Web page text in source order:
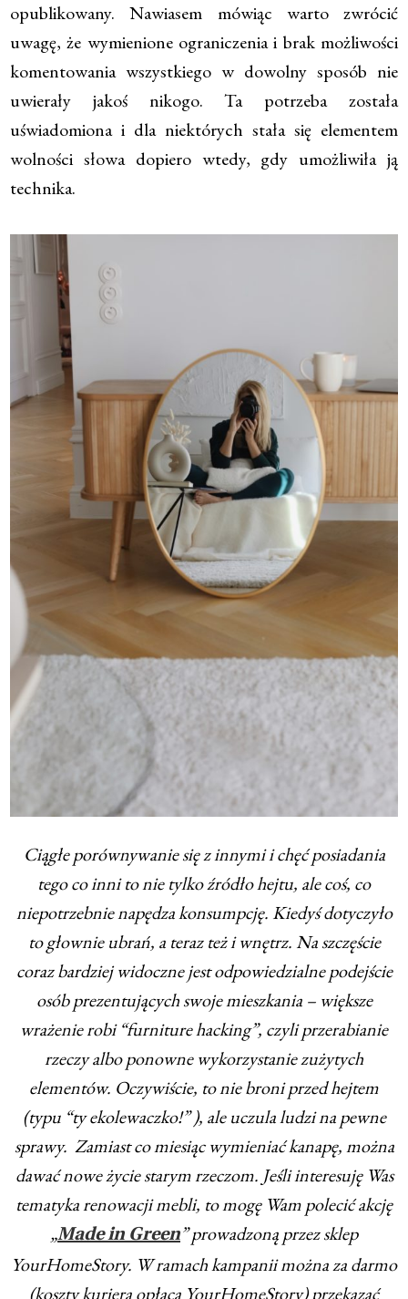
opublikowany. Nawiasem mówiąc warto zwrócić
uwagę, że wymienione ograniczenia i brak możliwości
komentowania wszystkiego w dowolny sposób nie
uwierały jakoś nikogo. Ta potrzeba została
uświadomiona i dla niektórych stała się elementem
wolności słowa dopiero wtedy, gdy umożliwiła ją
technika.
Ciągłe porównywanie się z innymi i chęć posiadania
tego co inni to nie tylko źródło hejtu, ale coś, co
niepotrzebnie napędza konsumpcję. Kiedyś dotyczyło
to głownie ubrań, a teraz też i wnętrz. Na szczęście
coraz bardziej widoczne jest odpowiedzialne podejście
osób prezentujących swoje mieszkania – większe
wrażenie robi “furniture hacking”, czyli przerabianie
rzeczy albo ponowne wykorzystanie zużytych
elementów. Oczywiście, to nie broni przed hejtem
(typu “ty ekolewaczko!” ), ale uczula ludzi na pewne
sprawy. Zamiast co miesiąc wymieniać kanapę, można
dawać nowe życie starym rzeczom. Jeśli interesuję Was
tematyka renowacji mebli, to mogę Wam polecić akcję
„Made in Green” prowadzoną przez sklep
YourHomeStory. W ramach kampanii można za darmo
(koszty kuriera opłaca YourHomeStory) przekazać